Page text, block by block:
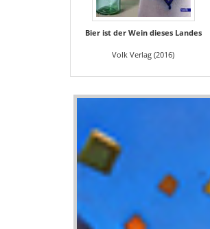
Bier ist der Wein dieses Landes
Volk Verlag (2016)